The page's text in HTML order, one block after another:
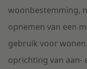
woonbestemming,
opnemen van een
gebruik voor
oprichting van aan-